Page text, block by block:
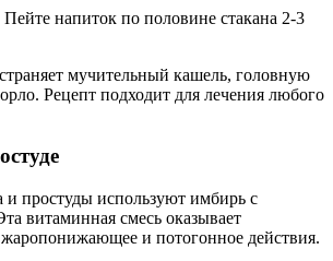
Пейте напиток по половине стакана 2-3
мучительный кашель, головную
Рецепт подходит для лечения любого
и простуды используют имбирь с
витаминная смесь оказывает
и потогонное действия.